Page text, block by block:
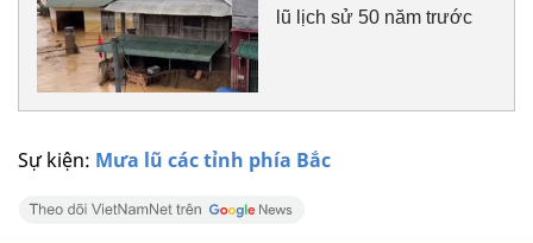
Sự kiện: Mưa lũ các tỉnh phía Bắc
lũ lịch sử 50 năm trước